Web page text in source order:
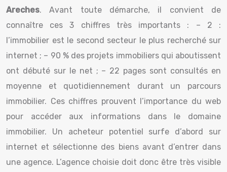
Areches. Avant toute démarche, il convient de
connaître ces 3 chiffres très importants : – 2 :
l’immobilier est le second secteur le plus recherché sur
internet ; – 90 % des projets immobiliers qui aboutissent
ont débuté sur le net ; – 22 pages sont consultés en
moyenne et quotidiennement durant un parcours
immobilier. Ces chiffres prouvent l’importance du web
pour accéder aux informations dans le domaine
immobilier. Un acheteur potentiel surfe d’abord sur
internet et sélectionne des biens avant d’entrer dans
une agence. L’agence choisie doit donc être très visible